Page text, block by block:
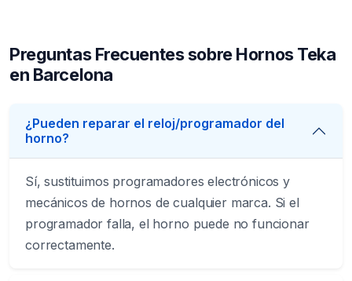
Preguntas Frecuentes sobre Hornos Teka
en Barcelona
¿Pueden reparar el reloj/programador del
horno?
Sí, sustituimos programadores electrónicos y
mecánicos de hornos de cualquier marca. Si el
programador falla, el horno puede no funcionar
correctamente.